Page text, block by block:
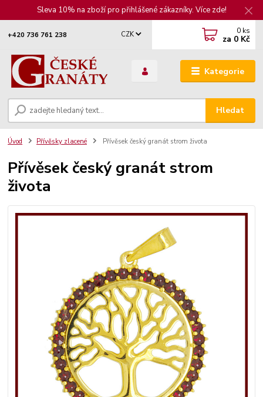
Sleva 10% na zboží pro přihlášené zákazníky. Více zde!
Kategorie
CZK
Hledat
+420 736 761 238 0 ks
za 0 Kč
Úvod Přívěsky zlacené Přívěsek český granát strom života
Přívěsek český granát strom
života